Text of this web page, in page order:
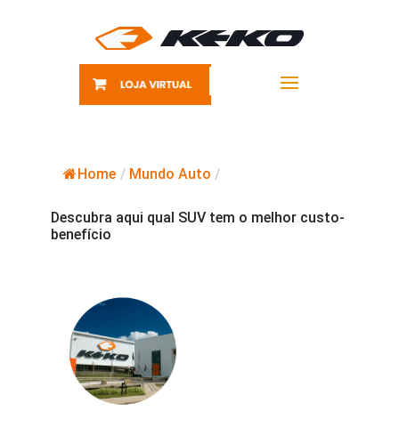
Home / Mundo Auto /
Descubra aqui qual SUV tem o melhor custo-
benefício